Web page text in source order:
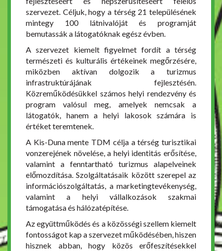
szervezet. Céljuk, hogy a térség 21 településének
mintegy 100 látnivalóját és programját
bemutassák a látogatóknak egész évben.
A szervezet kiemelt figyelmet fordít a térség
természeti és kulturális értékeinek megőrzésére,
miközben aktívan dolgozik a turizmus
infrastruktúrájának fejlesztésén.
Közreműködésükkel számos helyi rendezvény és
program valósul meg, amelyek nemcsak a
látogatók, hanem a helyi lakosok számára is
értéket teremtenek.
A Kis-Duna mente TDM célja a térség turisztikai
vonzerejének növelése, a helyi identitás erősítése,
valamint a fenntartható turizmus alapelveinek
előmozdítása. Szolgáltatásaik között szerepel az
információszolgáltatás, a marketingtevékenység,
valamint a helyi vállalkozások szakmai
támogatása és hálózatépítése.
Az együttműködés és a közösségi szellem kiemelt
fontosságot kap a szervezet működésében, hiszen
hisznek abban, hogy közös erőfeszítésekkel